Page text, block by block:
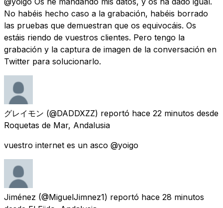
No habéis hecho caso a la grabación, habéis borrado
las pruebas que demuestran que os equivocáis. Os
estáis riendo de vuestros clientes. Pero tengo la
grabación y la captura de imagen de la conversación en
Twitter para solucionarlo.
グレイモン (@DADDXZZ) reportó hace 22 minutos desde
Roquetas de Mar, Andalusia
vuestro internet es un asco @yoigo
Jiménez (@MiguelJimnez1) reportó hace 28 minutos